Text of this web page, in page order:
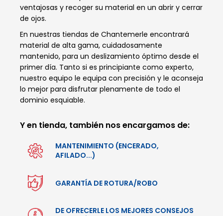
ventajosas y recoger su material en un abrir y cerrar
de ojos.
En nuestras tiendas de Chantemerle encontrará
material de alta gama, cuidadosamente
mantenido, para un deslizamiento óptimo desde el
primer día. Tanto si es principiante como experto,
nuestro equipo le equipa con precisión y le aconseja
lo mejor para disfrutar plenamente de todo el
dominio esquiable.
Y en tienda, también nos encargamos de:
MANTENIMIENTO (ENCERADO,
AFILADO...)
GARANTÍA DE ROTURA/ROBO
DE OFRECERLE LOS MEJORES CONSEJOS